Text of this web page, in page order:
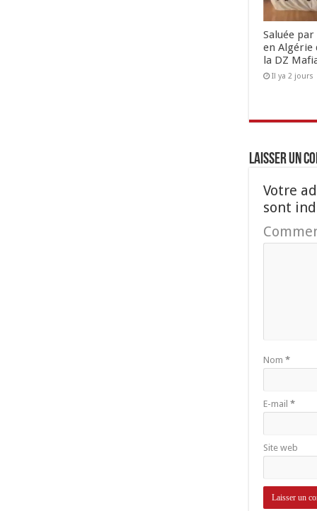
Saluée
en Algérie
la DZ
Il ya 2 jours
Laisser un
Votre
sont
Nom *
E-mail *
Site web